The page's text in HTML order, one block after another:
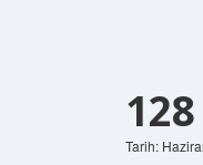
Tarih: